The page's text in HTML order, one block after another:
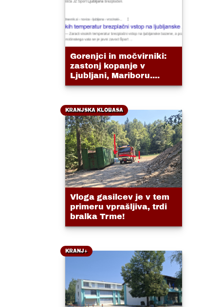
Gorenjci in močvirniki:
zastonj kopanje v
Ljubljani, Mariboru....
KRANJSKA KLOBASA
Vloga gasilcev je v tem
primeru vprašljiva, trdi
bralka Trme!
KRANJ+